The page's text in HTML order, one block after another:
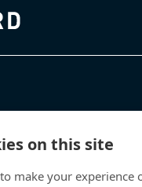
on this site
make your experience